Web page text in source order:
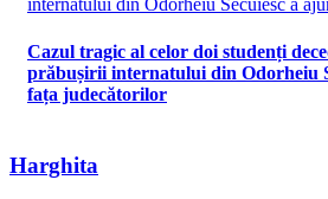
Cazul tragic al celor doi studenți
prăbușirii internatului din Odorheiu
fața judecătorilor
Harghita